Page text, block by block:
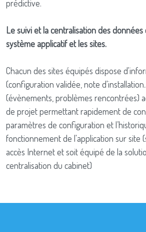
prédictive.
Le suivi et la centralisation des
système applicatif et les sites.
Chacun des sites équipés dispose
(configuration validée, note
(évènements, problèmes rencontrées)
de projet permettant rapidement de
paramètres de configuration et
fonctionnement de l'application sur site
accès Internet et soit équipé de la
centralisation du cabinet)